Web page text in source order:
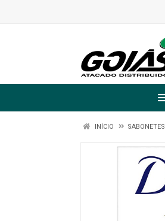
INÍCIO SABONETES